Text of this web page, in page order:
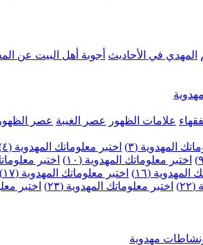
المهدي في الأحاديث أجوبة أهل البيت عن
علامات الظهور عصر الغيبة عصر الظهور
المهدوية (٣) اختبر معلوماتك المهدوية (٤)
اختبر معلوماتك المهدوية (١٠) اختبر
المهدوية (١٦) اختبر معلوماتك المهدوية (١٧)
اختبر معلوماتك المهدوية (٢٣)
اختبر
ونشاطات مهدوية